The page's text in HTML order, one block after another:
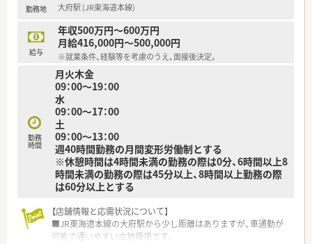
勤務地 大府駅 (JR東海道本線)
給与
年収500万円～600万円
月給416,000円～500,000円
※就業条件、経験等を考慮のうえ、面接後決定。
勤務
時間
月火木金
09：00～19：00
水
09：00～17：00
土
09：00～13：00
週40時間勤務の月間変形労働制とする
※休憩時間は4時間未満の勤務の際は0分、6時間以上8
時間未満の勤務の際は45分以上、8時間以上勤務の際
は60分以上とする
【店舗情報と応需状況について】
■JR東海道本線の大府駅から少し距離はありますが、車通勤が
可能で通いやすい立地環境です。